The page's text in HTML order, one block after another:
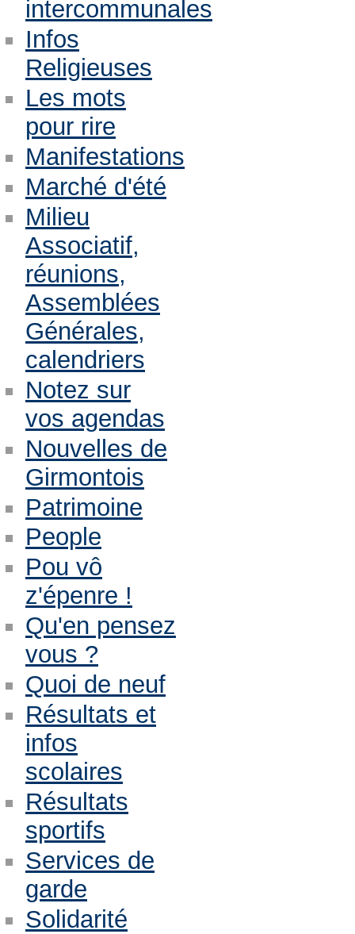
intercommunales
Infos
Religieuses
Les mots
pour rire
Manifestations
Marché d'été
Milieu
Associatif,
réunions,
Assemblées
Générales,
calendriers
Notez sur
vos agendas
Nouvelles de
Girmontois
Patrimoine
People
Pou vô
z'épenre !
Qu'en pensez
vous ?
Quoi de neuf
Résultats et
infos
scolaires
Résultats
sportifs
Services de
garde
Solidarité